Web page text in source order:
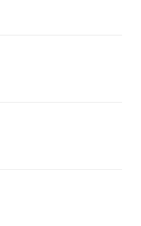
anten
ścianie.
Ten